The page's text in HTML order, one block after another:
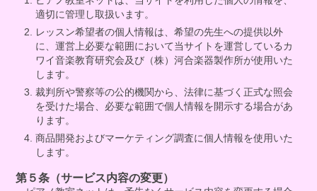
適切に管理し取扱います。
レッスン希望者の個人情報は、希望の先生への提供以外
に、運営上必要な範囲において当サイトを運営しているカ
ワイ音楽教育研究会及び（株）河合楽器製作所が使用いた
します。
裁判所や警察等の公的機関から、法律に基づく正式な照会
を受けた場合、必要な範囲で個人情報を開示する場合があ
ります。
商品開発およびマーケティング調査に個人情報を使用いた
します。
第５条（サービス内容の変更）